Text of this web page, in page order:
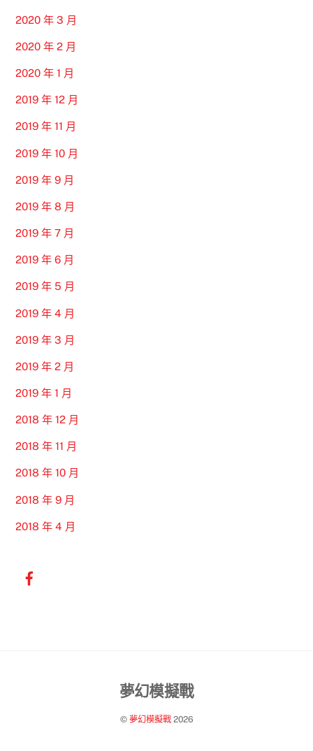
2020 年 3 月
2020 年 2 月
2020 年 1 月
2019 年 12 月
2019 年 11 月
2019 年 10 月
2019 年 9 月
2019 年 8 月
2019 年 7 月
2019 年 6 月
2019 年 5 月
2019 年 4 月
2019 年 3 月
2019 年 2 月
2019 年 1 月
2018 年 12 月
2018 年 11 月
2018 年 10 月
2018 年 9 月
2018 年 4 月
Back
Top
夢幻模擬戰
© 夢幻模擬戰2026